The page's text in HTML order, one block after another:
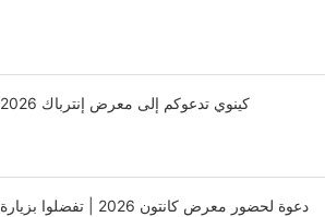
كينوي تدعوكم إلى معرض إنترباك 2026
دعوة لحضور معرض كانتون 2026 | تفضلوا بزيارة